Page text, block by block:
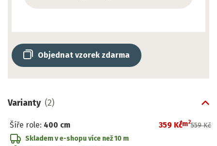
Objednat vzorek zdarma
Varianty (2)
Šíře role: 400 cm 359 Kč
/m2559 Kč
Skladem v e-shopuvíce než 10 m